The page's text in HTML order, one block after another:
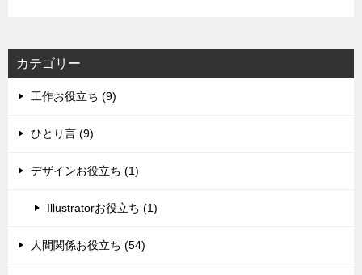
カテゴリー
工作お役立ち (9)
ひとり言 (9)
デザインお役立ち (1)
Illustratorお役立ち (1)
人間関係お役立ち (54)